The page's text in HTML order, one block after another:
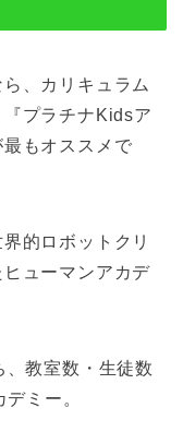
、カリキュラム
プラチナKidsア
もオススメで
的ロボットクリ
ューマンアカデ
教室数・生徒数
ミー。